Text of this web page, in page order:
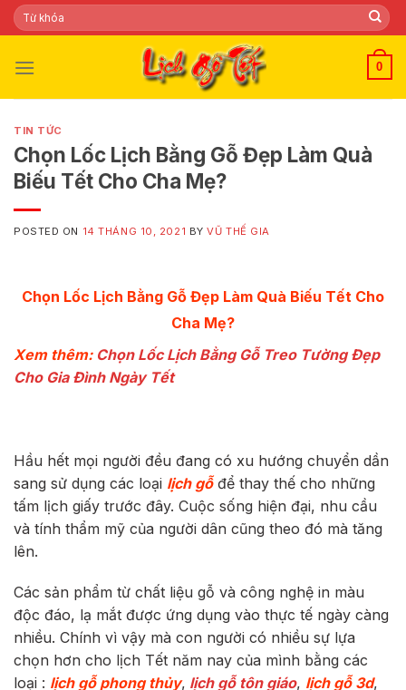
Skip
to
Tìm
kiếm:
0
TIN TỨC
Chọn Lốc Lịch Bằng Gỗ Đẹp Làm Quà
Biếu Tết Cho Cha Mẹ?
POSTED ON 14 THÁNG 10, 2021 BYVŨ THẾ GIA
Chọn Lốc Lịch Bằng Gỗ Đẹp Làm Quà Biếu Tết Cho
Cha Mẹ?
Xem thêm: Chọn Lốc Lịch Bằng Gỗ Treo Tường Đẹp
Cho Gia Đình Ngày Tết
Hầu hết mọi người đều đang có xu hướng chuyển dần
sang sử dụng các loại lịch gỗ để thay thế cho những
tấm lịch giấy trước đây. Cuộc sống hiện đại, nhu cầu
và tính thẩm mỹ của người dân cũng theo đó mà tăng
lên.
Các sản phẩm từ chất liệu gỗ và công nghệ in màu
độc đáo, lạ mắt được ứng dụng vào thực tế ngày càng
nhiều. Chính vì vậy mà con người có nhiều sự lựa
chọn hơn cho lịch Tết năm nay của mình bằng các
loại : lịch gỗ phong thủy, lịch gỗ tôn giáo, lịch gỗ 3d,